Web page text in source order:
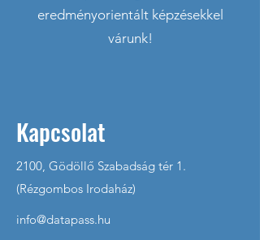
eredményorientált képzésekkel
várunk!
Kapcsolat
2100, Gödöllő Szabadság tér 1.
(Rézgombos Irodaház)
info@datapass.hu